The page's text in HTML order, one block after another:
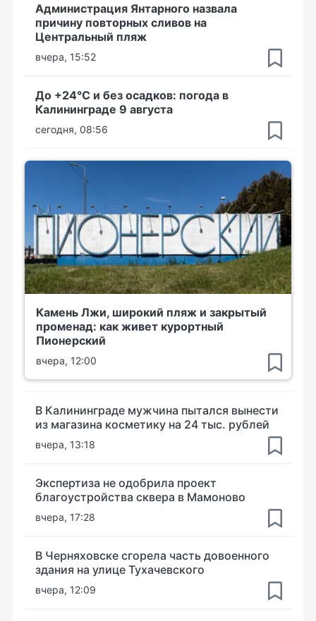
Администрация Янтарного назвала
причину повторных сливов на
Центральный пляж
вчера, 15:52
До +24°С и без осадков: погода в
Калининграде 9 августа
сегодня, 08:56
Камень Лжи, широкий пляж и закрытый
променад: как живет курортный
Пионерский
вчера, 12:00
В Калининграде мужчина пытался вынести
из магазина косметику на 24 тыс. рублей
вчера, 13:18
Экспертиза не одобрила проект
благоустройства сквера в Мамоново
вчера, 17:28
В Черняховске сгорела часть довоенного
здания на улице Тухачевского
вчера, 12:09